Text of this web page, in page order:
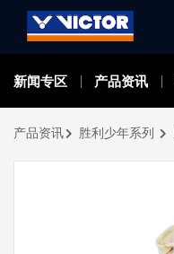
新闻专区 产品资讯
产品资讯 胜利少年系列